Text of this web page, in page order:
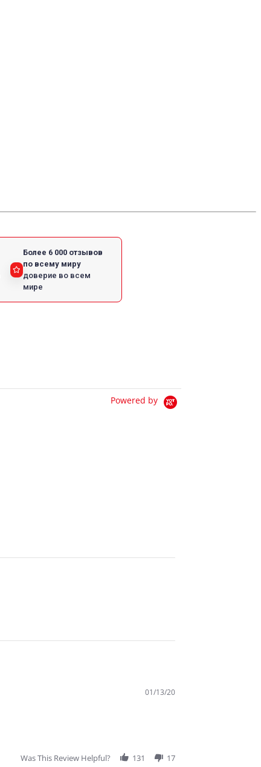
Более 6 000 отзывов
по всему миру
доверие во всем
мире
Powered by
01/13/20
Was This Review Helpful? 131 17